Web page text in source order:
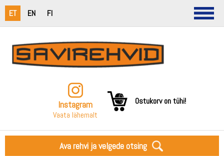
ET EN FI
Instagram
Vaata lähemalt
Ostukorv on tühi!
Ava rehvi ja velgede otsing